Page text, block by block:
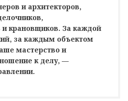
и архитекторов,
и крановщиков. За каждой
за каждым объектом
мастерство и
к делу, —